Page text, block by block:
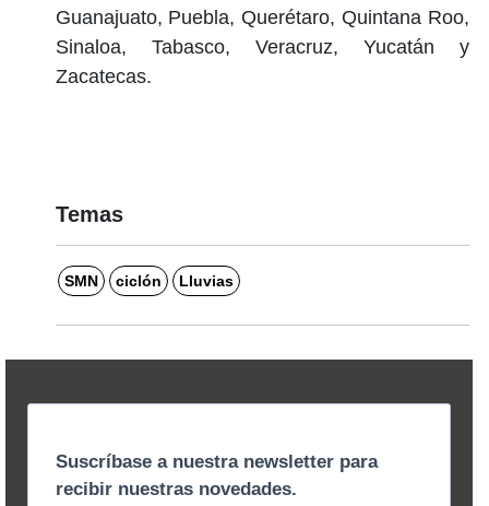
Guanajuato, Puebla, Querétaro, Quintana Roo,
Sinaloa, Tabasco, Veracruz, Yucatán y
Zacatecas.
Temas
SMN ciclón Lluvias